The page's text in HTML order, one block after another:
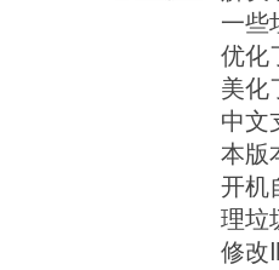
一些
优化
美化
中文
本版
开机
理垃
修改